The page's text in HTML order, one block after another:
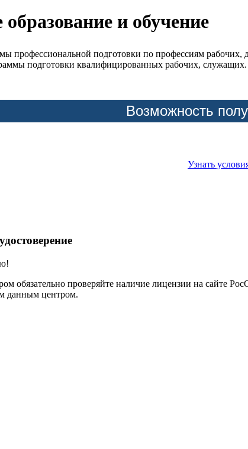
и обучение
профессиональной подготовки по профессиям
подготовки квалифицированных рабочих, служащих.
Возможность
Узнать
обязательно проверяйте наличие лицензии на сайте
данным центром.